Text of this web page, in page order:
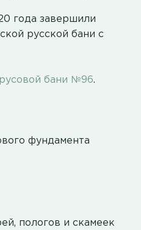
года завершили
русской бани с
бани №96.
фундамента
пологов и скамеек